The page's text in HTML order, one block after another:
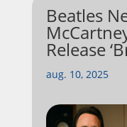
Beatles
Release
aug. 10, 2025